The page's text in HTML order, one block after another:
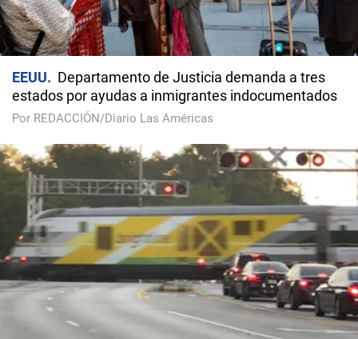
EEUU
Departamento de Justicia demanda a tres
estados por ayudas a inmigrantes indocumentados
Por REDACCIÓN/Diario Las Américas